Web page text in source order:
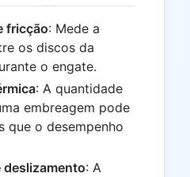
fricção: Mede a
os discos da
o engate.
: A quantidade
embreagem pode
que o desempenho
deslizamento: A